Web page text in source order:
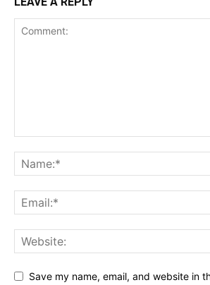
Det er lov å purre oss opp etter en liten
Erfaringsmessig så er det uhyre
alt, så en høflig påminnelse om at du har
Save my name, email, and website in